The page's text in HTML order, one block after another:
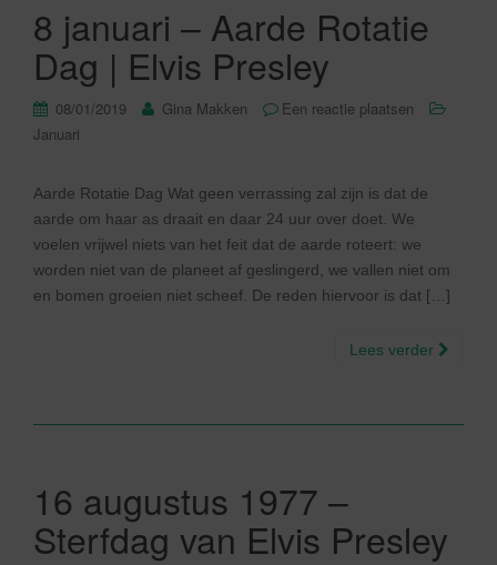
8 januari – Aarde Rotatie
Dag | Elvis Presley
08/01/2019 Gina Makken
Een reactie plaatsen
Januari
Aarde Rotatie Dag Wat geen verrassing zal zijn is dat de
aarde om haar as draait en daar 24 uur over doet. We
voelen vrijwel niets van het feit dat de aarde roteert: we
worden niet van de planeet af geslingerd, we vallen niet om
en bomen groeien niet scheef. De reden hiervoor is dat […]
Lees verder
16 augustus 1977 –
Sterfdag van Elvis Presley